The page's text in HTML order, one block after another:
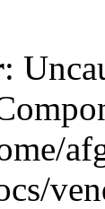
: